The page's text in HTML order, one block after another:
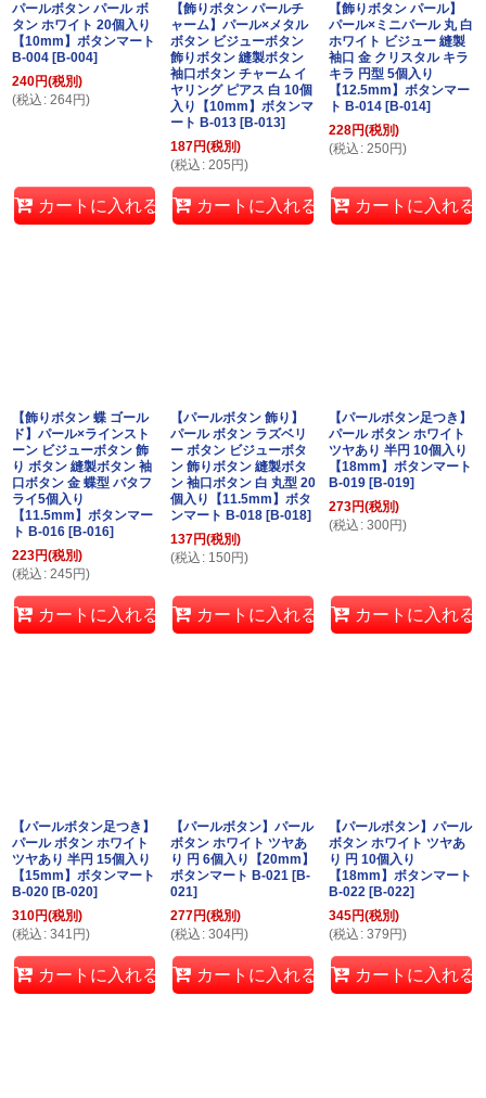
パールボタン パール ボ
タン ホワイト 20個入り
【10mm】ボタンマート
B-004 [B-004]
240円(税別)
(税込 : 264円)
カートに入れる
【飾りボタン パールチ
ャーム】パール×メタル
ボタン ビジューボタン
飾りボタン 縫製ボタン
袖口ボタン チャーム イ
ヤリング ピアス 白 10個
入り【10mm】ボタンマ
ート B-013 [B-013]
187円(税別)
(税込 : 205 円)
カートに入れる
【飾りボタン パール】
パール×ミニパール 丸 白
ホワイト ビジュー 縫製
袖口 金 クリスタル キラ
キラ 円型 5個入り
【12.5mm】ボタンマー
ト B-014 [B-014]
228円(税別)
(税込 : 250円)
カートに入れる
【飾りボタン 蝶 ゴール
ド】パール×ラインスト
ーン ビジューボタン 飾
り ボタン 縫製ボタン 袖
口ボタン 金 蝶型 バタフ
ライ5個入り
【11.5mm】ボタンマー
ト B-016 [B-016]
223円(税別)
(税込 : 245 円)
カートに入れる
【パールボタン 飾り】
パール ボタン ラズベリ
ー ボタン ビジューボタ
ン 飾りボタン 縫製ボタ
ン 袖口ボタン 白 丸型 20
個入り【11.5mm】ボタ
ンマート B-018 [B-018]
137円(税別)
(税込 : 150円)
カートに入れる
【パールボタン足つき】
パール ボタン ホワイト
ツヤあり 半円 10個入り
【18mm】ボタンマート
B-019 [B-019]
273円(税別)
(税込 : 300円)
カートに入れる
【パールボタン足つき】
パール ボタン ホワイト
ツヤあり 半円 15個入り
【15mm】ボタンマート
B-020 [B-020]
310円(税別)
(税込 : 341 円)
カートに入れる
【パールボタン】パール
ボタン ホワイト ツヤあ
り 円 6個入り【20mm】
ボタンマート B-021 [B-
021]
277円(税別)
(税込 : 304円)
カートに入れる
【パールボタン】パール
ボタン ホワイト ツヤあ
り 円 10個入り
【18mm】ボタンマート
B-022 [B-022]
345円(税別)
(税込 : 379 円)
カートに入れる